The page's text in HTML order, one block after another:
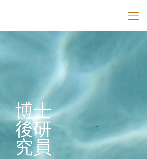
博士
後研
究員